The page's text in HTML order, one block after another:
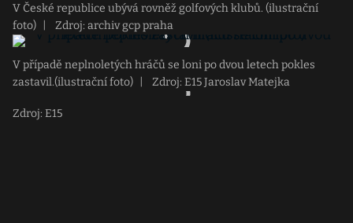
V České republice ubývá rovněž golfových klubů. (ilustrační
foto)
Zdroj: archiv gcp praha
V případě neplnoletých hráčů se loni po dvou letech pokles
zastavil.(ilustrační foto)
Zdroj: E15 Jaroslav Matejka
Zdroj: E15